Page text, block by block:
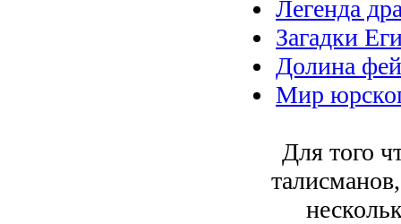
Легенда
Загадки
Долина фей
Мир
Для того